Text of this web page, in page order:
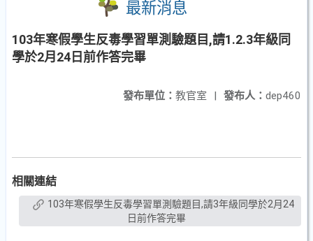
最新消息
103年寒假學生反毒學習單測驗題目,請1.2.3年級同
學於2月24日前作答完畢
發布人： dep460
發布單位： 教官室 |
相關連結
日前作答完畢